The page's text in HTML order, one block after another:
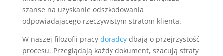
szanse na uzyskanie odszkodowania
odpowiadającego rzeczywistym stratom klienta.
W naszej filozofii pracy doradcydbają o przejrzystość
procesu. Przeglądają każdy dokument, szacują straty